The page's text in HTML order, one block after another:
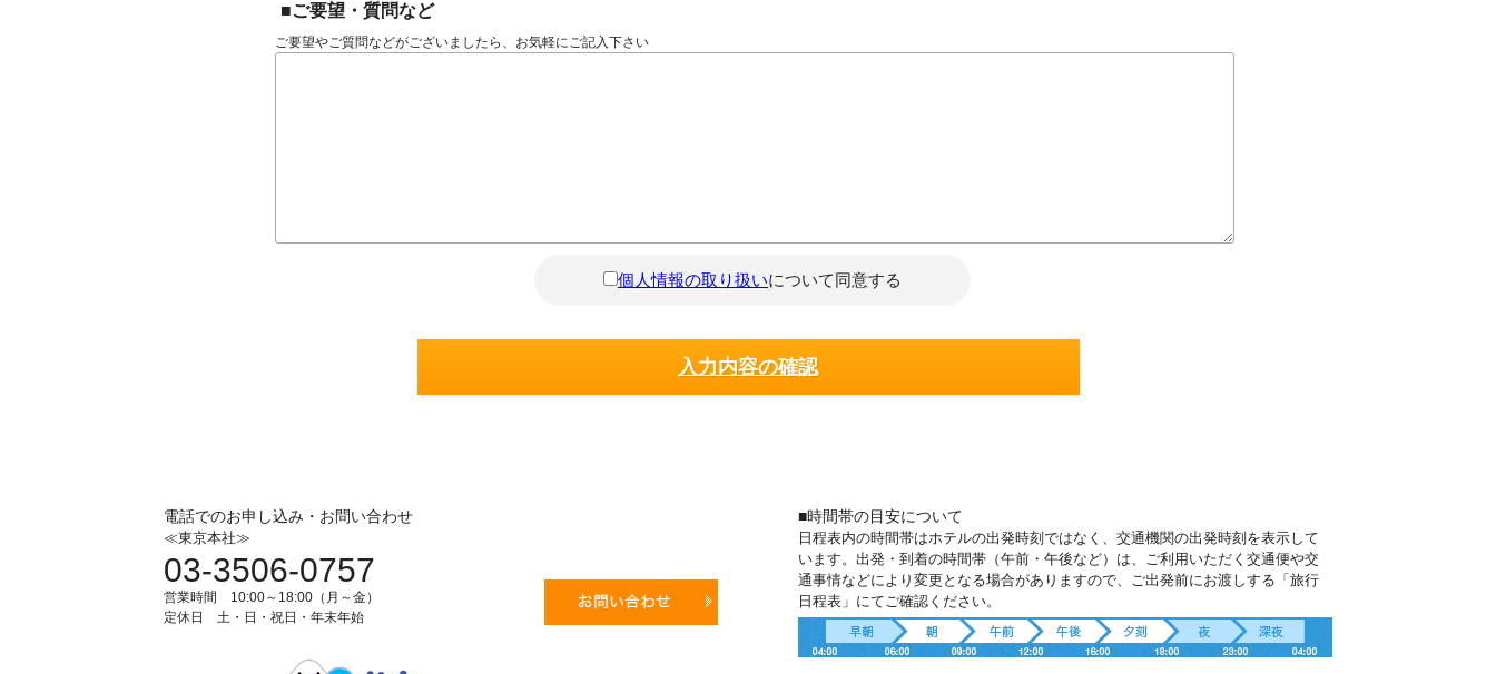
■ご要望・質問など
ご要望やご質問などがございましたら、お気軽にご記入下さい
個人情報の取り扱いについて同意する
電話でのお申し込み・お問い合わせ
≪東京本社≫
03-3506-0757
営業時間 10:00～18:00（月～金）
定休日 土・日・祝日・年末年始
■時間帯の目安について
日程表内の時間帯はホテルの出発時刻ではなく、交通機関の出発時刻を表示して
います。出発・到着の時間帯（午前・午後など）は、ご利用いただく交通便や交
通事情などにより変更となる場合がありますので、ご出発前にお渡しする「旅行
日程表」にてご確認ください。